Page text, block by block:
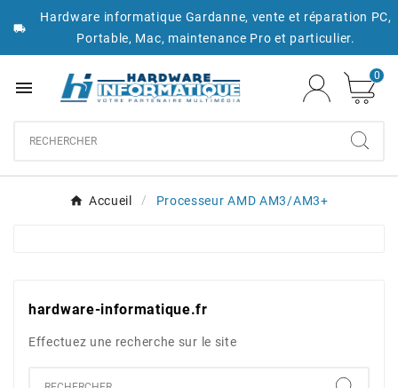

Hardware informatique Gardanne, vente et réparation PC,
Portable, Mac, maintenance Pro et particulier.

0
Accueil Processeur AMD AM3/AM3+
hardware-informatique.fr
Effectuez une recherche sur le site